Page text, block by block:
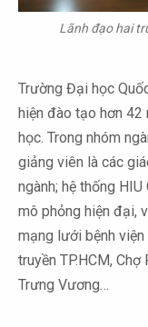
Lãnh đạo hai
Trường Đại học
hiện đào tạo hơn 42
học. Trong nhóm
giảng viên là các
ngành; hệ thống
mô phỏng hiện đại,
mạng lưới bệnh
truyền TP.HCM,
Trưng Vương…